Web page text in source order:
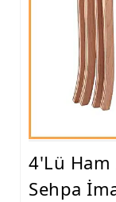
Ham Ahşap
Ham Ahşap
Ham Ahşap
Ham Ahşap Orta
Ham Ahşap
4'lü Ham
Sehpa